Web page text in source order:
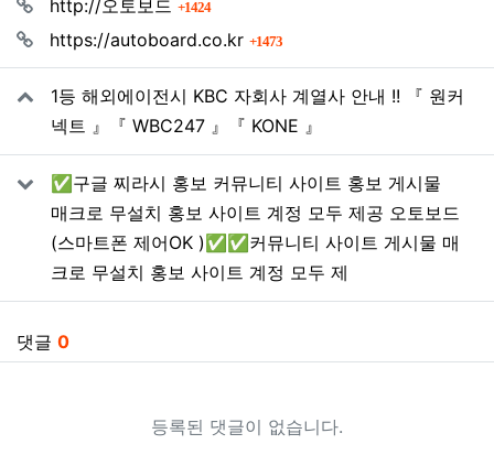
http://오토보드 1424회 연결
https://autoboard.co.kr
1473회 연결
1등 해외에이전시 KBC 자회사 계열사 안내 !! 『 원커
넥트 』『 WBC247 』『 KONE 』
✅구글 찌라시 홍보 커뮤니티 사이트 홍보 게시물
매크로 무설치 홍보 사이트 계정 모두 제공 오토보드
(스마트폰 제어OK )✅✅커뮤니티 사이트 게시물 매
크로 무설치 홍보 사이트 계정 모두 제
댓글 0
등록된 댓글이 없습니다.